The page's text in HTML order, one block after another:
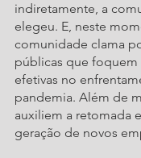
indiretamente, a
elegeu. E, neste
comunidade clama
públicas que foquem
efetivas no
pandemia. Além de
auxiliem a retomada
geração de novos